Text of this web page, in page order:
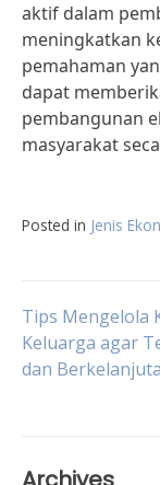
aktif dalam
meningkatkan
pemahaman
dapat
pembangunan
masyarakat
Posted in Jenis
Post
Tips Mengelola
Keluarga agar
dan